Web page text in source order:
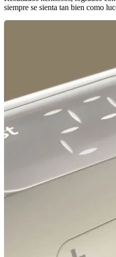
siempre se sienta tan bien como